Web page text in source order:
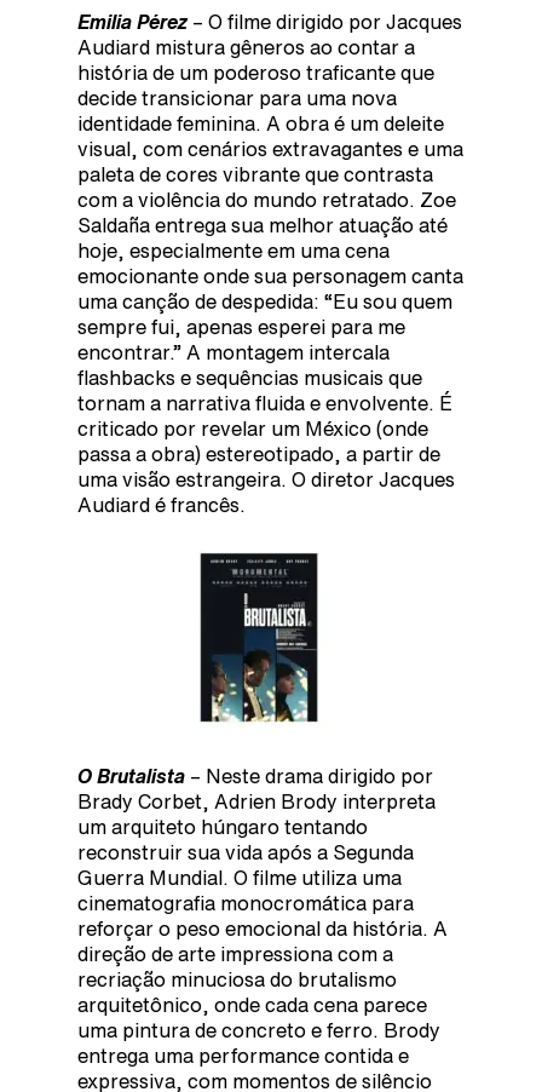
Emilia Pérez– O filme dirigido por Jacques
Audiard mistura gêneros ao contar a
história de um poderoso traficante que
decide transicionar para uma nova
identidade feminina. A obra é um deleite
visual, com cenários extravagantes e uma
paleta de cores vibrante que contrasta
com a violência do mundo retratado. Zoe
Saldaña entrega sua melhor atuação até
hoje, especialmente em uma cena
emocionante onde sua personagem canta
uma canção de despedida: “Eu sou quem
sempre fui, apenas esperei para me
encontrar.” A montagem intercala
flashbacks e sequências musicais que
tornam a narrativa fluida e envolvente. É
criticado por revelar um México (onde
passa a obra) estereotipado, a partir de
uma visão estrangeira. O diretor Jacques
Audiard é francês.
O Brutalista – Neste drama dirigido por
Brady Corbet, Adrien Brody interpreta
um arquiteto húngaro tentando
reconstruir sua vida após a Segunda
Guerra Mundial. O filme utiliza uma
cinematografia monocromática para
reforçar o peso emocional da história. A
direção de arte impressiona com a
recriação minuciosa do brutalismo
arquitetônico, onde cada cena parece
uma pintura de concreto e ferro. Brody
entrega uma performance contida e
expressiva, com momentos de silêncio